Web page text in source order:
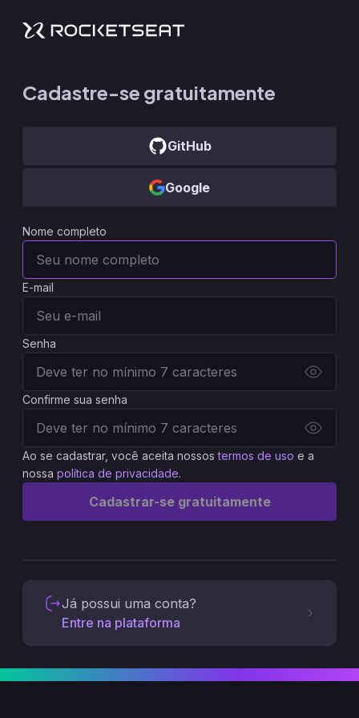
Cadastre-se gratuitamente
GitHub
Google
Nome completo
E-mail
Senha
Confirme sua senha
Ao se cadastrar, você aceita nossos termos de uso e a
nossa política de privacidade.
Cadastrar-se gratuitamente
Já possui uma conta?
Entre na plataforma